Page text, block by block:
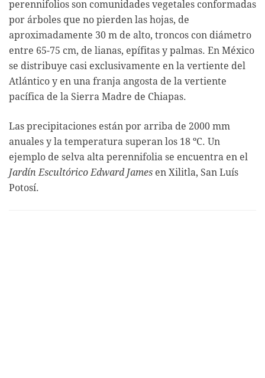
perennifolios son comunidades vegetales conformadas
por árboles que no pierden las hojas, de
aproximadamente 30 m de alto, troncos con diámetro
entre 65-75 cm, de lianas, epífitas y palmas. En México
se distribuye casi exclusivamente en la vertiente del
Atlántico y en una franja angosta de la vertiente
pacífica de la Sierra Madre de Chiapas.
Las precipitaciones están por arriba de 2000 mm
anuales y la temperatura superan los 18 ºC. Un
ejemplo de selva alta perennifolia se encuentra en el
Jardín Escultórico Edward James en Xilitla, San Luís
Potosí.